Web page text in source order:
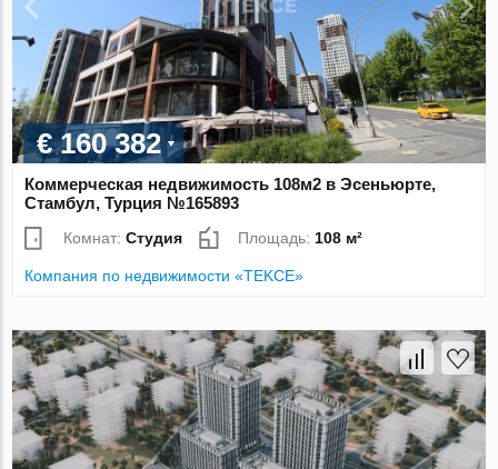
€ 160 382
Коммерческая недвижимость 108м2 в Эсеньюрте,
Стамбул, Турция №165893
Комнат:Студия Площадь: 108 м²
Компания по недвижимости «TEKCE»